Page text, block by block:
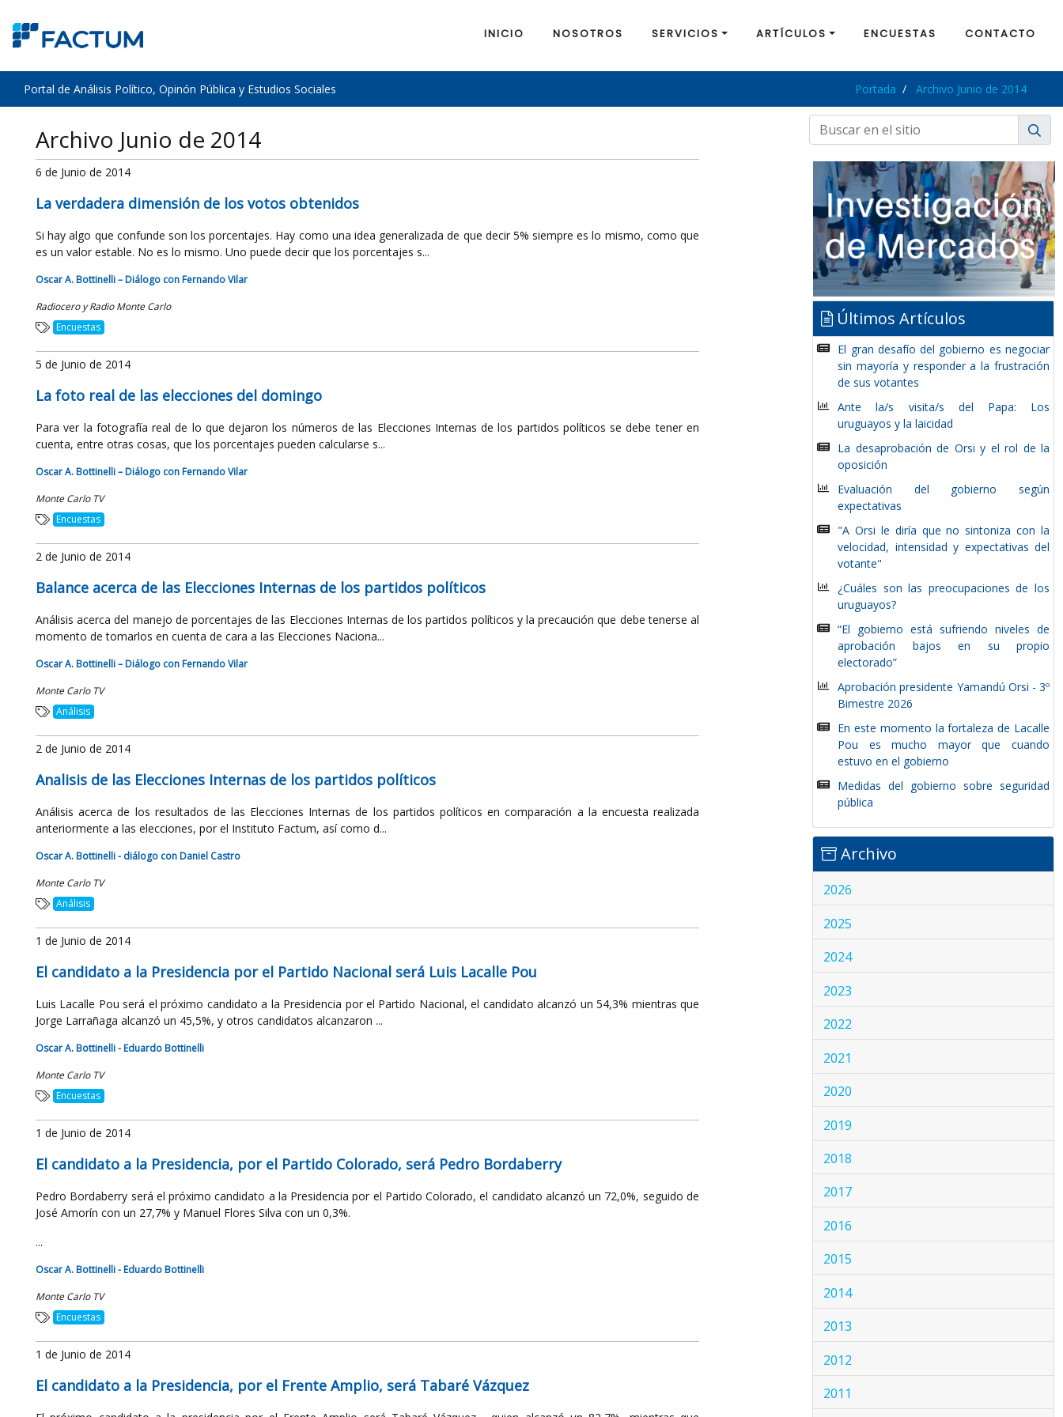
INICIO NOSOTROS SERVICIOS ARTÍCULOS ENCUESTAS CONTACTO
Portal de Análisis Político, Opinón Pública y Estudios Sociales Portada Archivo Junio de 2014
Archivo Junio de 2014
6 de Junio de 2014
La verdadera dimensión de los votos obtenidos
Si hay algo que confunde son los porcentajes. Hay como una idea generalizada de que decir 5% siempre es lo mismo, como que
es un valor estable. No es lo mismo. Uno puede decir que los porcentajes s...
Oscar A. Bottinelli – Diálogo con Fernando Vilar
Radiocero y Radio Monte Carlo
Encuestas
5 de Junio de 2014
La foto real de las elecciones del domingo
Para ver la fotografía real de lo que dejaron los números de las Elecciones Internas de los partidos políticos se debe tener en
cuenta, entre otras cosas, que los porcentajes pueden calcularse s...
Oscar A. Bottinelli – Diálogo con Fernando Vilar
Monte Carlo TV
Encuestas
2 de Junio de 2014
Balance acerca de las Elecciones Internas de los partidos políticos
Análisis acerca del manejo de porcentajes de las Elecciones Internas de los partidos políticos y la precaución que debe tenerse al
momento de tomarlos en cuenta de cara a las Elecciones Naciona...
Oscar A. Bottinelli – Diálogo con Fernando Vilar
Monte Carlo TV
Análisis
2 de Junio de 2014
Analisis de las Elecciones Internas de los partidos políticos
Análisis acerca de los resultados de las Elecciones Internas de los partidos políticos en comparación a la encuesta realizada
anteriormente a las elecciones, por el Instituto Factum, así como d...
Oscar A. Bottinelli - diálogo con Daniel Castro
Monte Carlo TV
Análisis
1 de Junio de 2014
El candidato a la Presidencia por el Partido Nacional será Luis Lacalle Pou
Luis Lacalle Pou será el próximo candidato a la Presidencia por el Partido Nacional, el candidato alcanzó un 54,3% mientras que
Jorge Larrañaga alcanzó un 45,5%, y otros candidatos alcanzaron ...
Oscar A. Bottinelli - Eduardo Bottinelli
Monte Carlo TV
Encuestas
1 de Junio de 2014
El candidato a la Presidencia, por el Partido Colorado, será Pedro Bordaberry
Pedro Bordaberry será el próximo candidato a la Presidencia por el Partido Colorado, el candidato alcanzó un 72,0%, seguido de
José Amorín con un 27,7% y Manuel Flores Silva con un 0,3%.
...
Oscar A. Bottinelli - Eduardo Bottinelli
Monte Carlo TV
Encuestas
1 de Junio de 2014
El candidato a la Presidencia, por el Frente Amplio, será Tabaré Vázquez
Últimos Artículos
El gran desafío del gobierno es negociar
sin mayoría y responder a la frustración
de sus votantes
Ante la/s visita/s del Papa: Los
uruguayos y la laicidad
La desaprobación de Orsi y el rol de la
oposición
Evaluación del gobierno según
expectativas
"A Orsi le diría que no sintoniza con la
velocidad, intensidad y expectativas del
votante"
¿Cuáles son las preocupaciones de los
uruguayos?
“El gobierno está sufriendo niveles de
aprobación bajos en su propio
electorado”
Aprobación presidente Yamandú Orsi - 3º
Bimestre 2026
En este momento la fortaleza de Lacalle
Pou es mucho mayor que cuando
estuvo en el gobierno
Medidas del gobierno sobre seguridad
pública
Archivo
2026
2025
2024
2023
2022
2021
2020
2019
2018
2017
2016
2015
2014
2013
2012
2011